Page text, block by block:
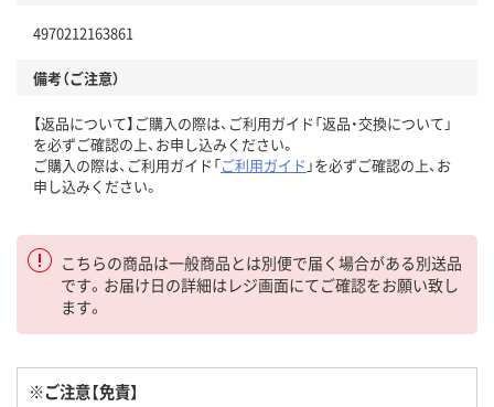
4970212163861
備考（ご注意）
【返品について】ご購入の際は、ご利用ガイド「返品・交換について」
を必ずご確認の上、お申し込みください。
ご購入の際は、ご利用ガイド「ご利用ガイド 」を必ずご確認の上、お
申し込みください。
こちらの商品は一般商品とは別便で届く場合がある別送品
です。お届け日の詳細はレジ画面にてご確認をお願い致し
ます。
※ご注意【免責】